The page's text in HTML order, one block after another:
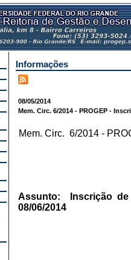
Informações
08/05/2014
Mem. Circ. 6/2014 - PROGEP -
Mem. Circ. 6/2014 -
Assunto: Inscrição
08/06/2014